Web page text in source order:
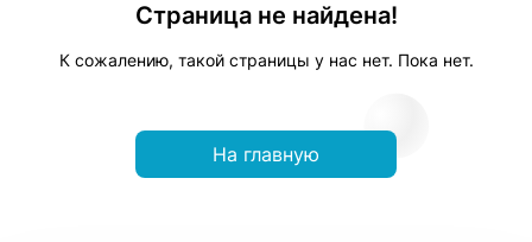
Страница не найдена!
К сожалению, такой страницы у нас нет. Пока нет.
На главную